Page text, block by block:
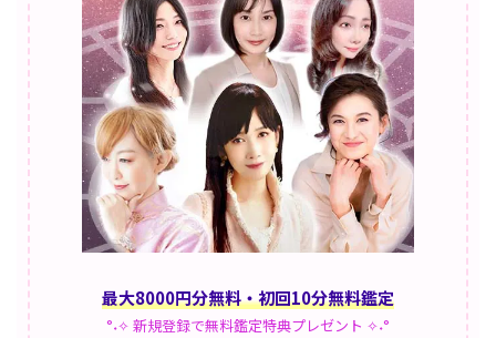
最大8000円分無料・初回10分無料鑑定
°˖✧ 新規登録で無料鑑定特典プレゼント ✧˖°